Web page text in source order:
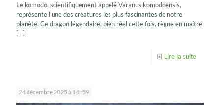
Le komodo, scientifiquement appelé Varanus komodoensis,
représente l’une des créatures les plus fascinantes de notre
planète. Ce dragon légendaire, bien réel cette fois, règne en maître
[…]
Lire la suite
24 décembre 2025 à 14h59